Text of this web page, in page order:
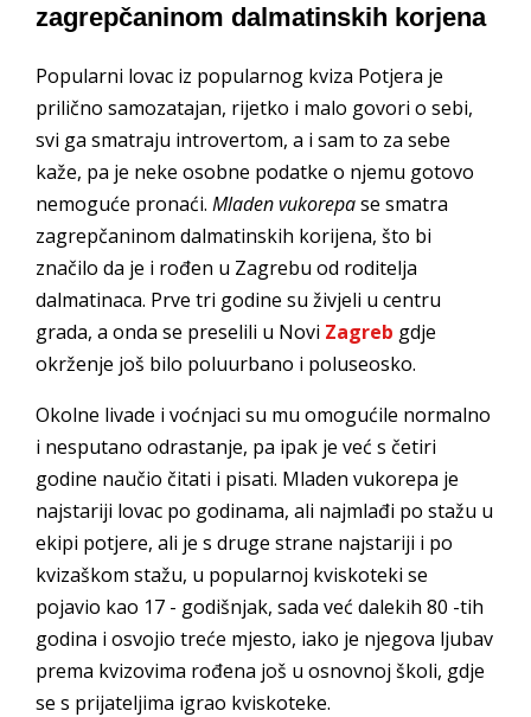
zagrepčaninom dalmatinskih korjena
Popularni lovac iz popularnog kviza Potjera je
prilično samozatajan, rijetko i malo govori o sebi,
svi ga smatraju introvertom, a i sam to za sebe
kaže, pa je neke osobne podatke o njemu gotovo
nemoguće pronaći. Mladen vukorepase smatra
zagrepčaninom dalmatinskih korijena, što bi
značilo da je i rođen u Zagrebu od roditelja
dalmatinaca. Prve tri godine su živjeli u centru
grada, a onda se preselili u Novi Zagreb gdje
okrženje još bilo poluurbano i poluseosko.
Okolne livade i voćnjaci su mu omogućile normalno
i nesputano odrastanje, pa ipak je već s četiri
godine naučio čitati i pisati. Mladen vukorepa je
najstariji lovac po godinama, ali najmlađi po stažu u
ekipi potjere, ali je s druge strane najstariji i po
kvizaškom stažu, u popularnoj kviskoteki se
pojavio kao 17 - godišnjak, sada već dalekih 80 -tih
godina i osvojio treće mjesto, iako je njegova ljubav
prema kvizovima rođena još u osnovnoj školi, gdje
se s prijateljima igrao kviskoteke.